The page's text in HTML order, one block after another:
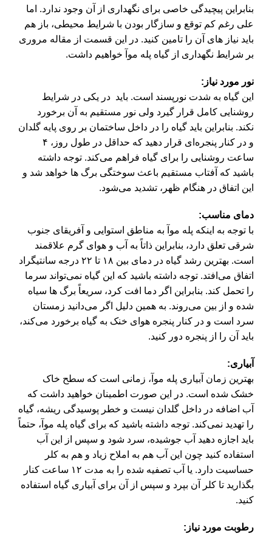
بنابراین پیچیدگی خاصی برای نگهداری از آن وجود ندارد. اما
علی‌ رغم کم توقع و سازگار بودن با شرایط محیطی، باز هم
باید نیاز های آن را تامین کنید. در این قسمت از مقاله مروری
بر شرایط نگهداری از گیاه پله موآ خواهیم داشت.
نور مورد نیاز:
این گیاه به شدت نورپسند است. باید در یکی در شرایط
روشنایی کامل قرار گیرد ولی نور مستقیم به آن برخورد
نکند. بنابراین باید گیاه را در داخل ساختمان بر روی پایه گلدان
و در کنار پنجره‌ای قرار دهید که حداقل در طول روز، ۴
ساعت روشنایی را برای گیاه فراهم می‌کند. توجه داشته
باشید که آفتاب مستقیم باعث سوختگی برگ‌ ها خواهد شد و
این اتفاق در هنگام ظهر، تشدید می‌شود.
دمای مناسب:
با توجه به اینکه پله موآ به مناطق استوایی و آفریقای جنوب
شرقی تعلق دارد، بنابراین ذاتاً به آب و هوای گرم علاقمند
است. بهترین رشد گیاه در دمای بین ۱۸ تا ۲۲ درجه سانتیگراد
اتفاق می‌افتد. توجه داشته باشید که این گیاه نمی‌تواند سرما
را تحمل کند. بنابراین اگر دما افت کرد، سریعاً برگ‌ ها سیاه
شده و از بین می‌روند. به همین دلیل اگر می‌دانید زمستان
سرد است و در کنار پنجره هوای خنک به گیاه برخورد می‌کند،
باید آن را از پنجره دور کنید.
آبیاری:
بهترین زمان آبیاری پله موآ، زمانی است که سطح خاک
خشک شده است. در این صورت اطمینان خواهید داشت که
آب اضافه در داخل گلدان نیست و خطر پوسیدگی ریشه، گیاه
را تهدید نمی‌کند. توجه داشته باشید که برای گیاه پله موآ، حتماً
باید اجازه دهید آب جوشیده، سرد شود و سپس از این آب
استفاده کنید چون این آب هم به املاح زیاد و هم به کلر
حساسیت دارد. یا آب تصفیه شده را به مدت ۱۲ ساعت کنار
بگذارید تا کلر آن بپرد و سپس از آن برای آبیاری گیاه استفاده
کنید.
رطوبت مورد نیاز: